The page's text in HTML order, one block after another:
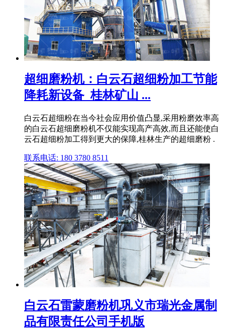
超细磨粉机：白云石超细粉加工节能
降耗新设备_桂林矿山 ...
白云石超细粉在当今社会应用价值凸显,采用粉磨效率高
的白云石超细磨粉机不仅能实现高产高效,而且还能使白
云石超细粉加工得到更大的保障,桂林生产的超细磨粉 .
联系电话: 180 3780 8511
白云石雷蒙磨粉机巩义市瑞光金属制
品有限责任公司手机版